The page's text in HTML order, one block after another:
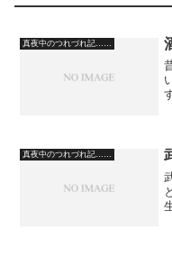
真夜中のつれづれ記……
真夜中のつれづれ記……